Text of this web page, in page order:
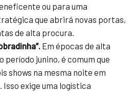
ou para uma
que abrirá novas portas,
de alta procura.
Em épocas de alta
período junino, é comum que
shows na mesma noite em
exige uma logística